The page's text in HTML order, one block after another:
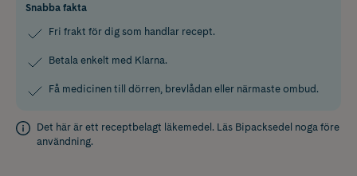
Snabba fakta
Fri frakt för dig som handlar recept.
Betala enkelt med Klarna.
Få medicinen till dörren, brevlådan eller närmaste ombud.
Det här är ett receptbelagt läkemedel. Läs Bipacksedel noga före
användning.